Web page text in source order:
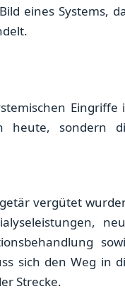
eines Systems,
Eingriffe
heute, sondern
vergütet
sich den Weg in
Strecke.